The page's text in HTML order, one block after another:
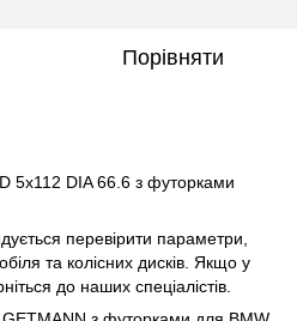
Порівняти
5x112 DIA 66.6 з футорками
перевірити параметри,
та колісних дисків. Якщо у
до наших спеціалістів.